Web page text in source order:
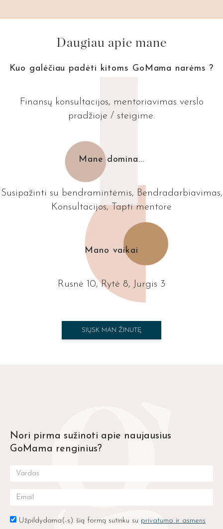
Daugiau apie mane
Kuo galėčiau padėti kitoms GoMama narėms ?
Finansų konsultacijos, mentoriavimas verslo
pradžioje / steigime.
Mane domina...
Susipažinti su bendramintėmis, Bendradarbiavimas,
Konsultacijos, Tapti mentore
Mano vaikai
Rusnė 10, Rytė 8, Jurgis 3
SIŲSK MAN ŽINUTĘ
Nori pirma sužinoti apie naujausius
GoMama renginius?
Užpildydama(-s) šią formą sutinku su privatumo ir asmens